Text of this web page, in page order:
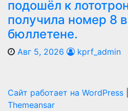
подошёл к
получила номер 8
бюллетене.
Авг 5, 2026 kprf_admin
Сайт работает на WordPress
Themeansar